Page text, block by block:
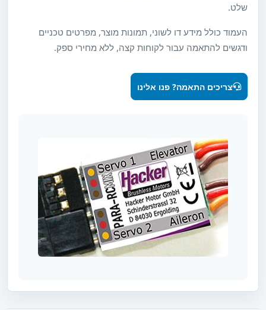
שלט.
העמוד כולל מידע דו לשוני, תמונות מוצר, מפרטים טכניים
ודגשים להתאמה עבור לקוחות קצה, ללא מחירי ספק.
צריכים התאמה? פנו אלינו